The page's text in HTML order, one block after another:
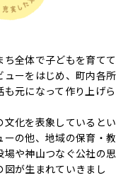
全体で子どもを育てて
ューをはじめ、町内各所
元になって作り上げら
化を表象しているとい
の他、地域の保育・教
や神山つなぐ公社の思
が生まれていきまし